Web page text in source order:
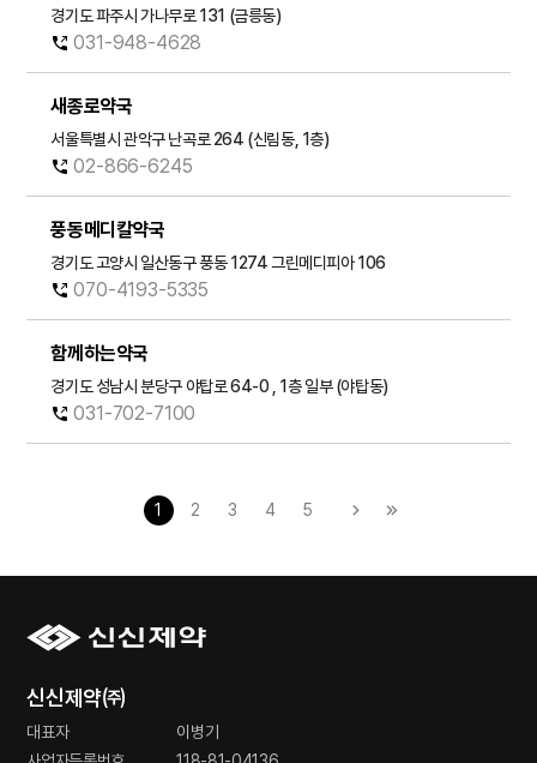
경기도 파주시 가나무로 131 (금릉동)
031-948-4628
새종로약국
서울특별시 관악구 난곡로 264 (신림동, 1층)
02-866-6245
풍동메디칼약국
경기도 고양시 일산동구 풍동 1274 그린메디피아 106
070-4193-5335
함께하는약국
경기도 성남시 분당구 야탑로 64-0 , 1층 일부 (야탑동)
031-702-7100
1 2 3 4 5
신신제약㈜
대표자
이병기